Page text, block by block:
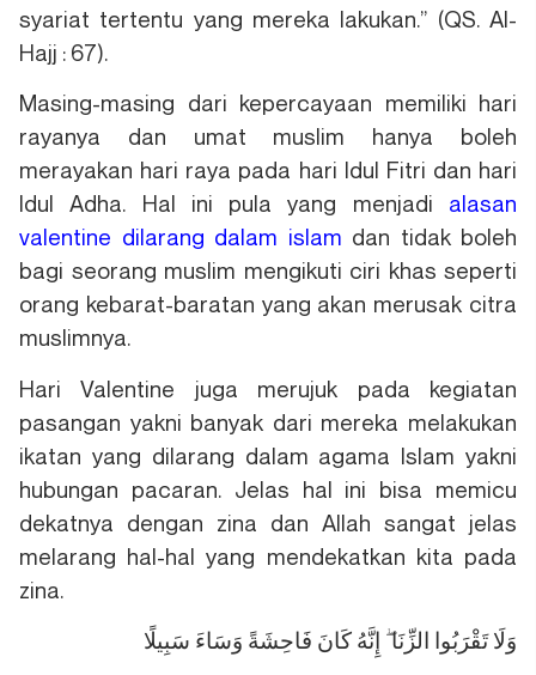
syariat tertentu yang mereka lakukan.” (QS. Al-
Hajj : 67).
Masing-masing dari kepercayaan memiliki hari
rayanya dan umat muslim hanya boleh
merayakan hari raya pada hari Idul Fitri dan hari
Idul Adha. Hal ini pula yang menjadi alasan
valentine dilarang dalam islam dan tidak boleh
bagi seorang muslim mengikuti ciri khas seperti
orang kebarat-baratan yang akan merusak citra
muslimnya.
Hari Valentine juga merujuk pada kegiatan
pasangan yakni banyak dari mereka melakukan
ikatan yang dilarang dalam agama Islam yakni
hubungan pacaran. Jelas hal ini bisa memicu
dekatnya dengan zina dan Allah sangat jelas
melarang hal-hal yang mendekatkan kita pada
zina.
وَلَا تَقْرَبُوا الزِّنَا ۖ إِنَّهُ كَانَ فَاحِشَةً وَسَاءَ سَبِيلًا